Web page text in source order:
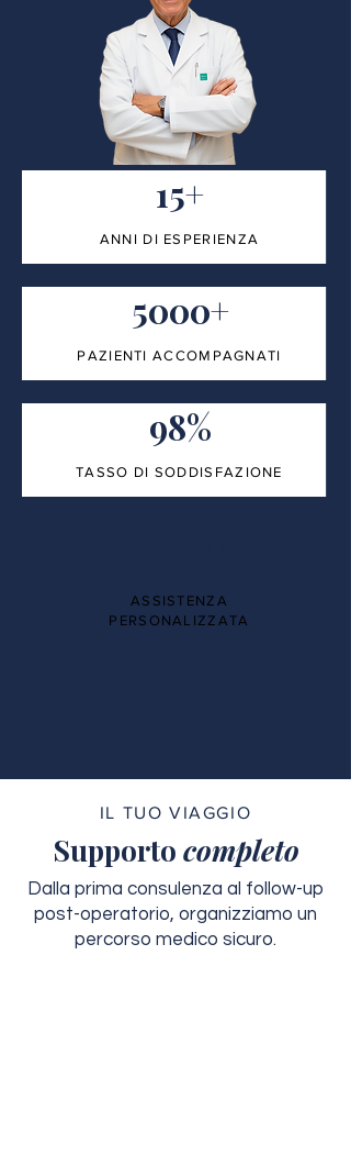
15+
ANNI DI ESPERIENZA
5000+
PAZIENTI ACCOMPAGNATI
98%
TASSO DI SODDISFAZIONE
ASSISTENZA
PERSONALIZZATA
IL TUO VIAGGIO
Supporto completo
Dalla prima consulenza al follow-up
post-operatorio, organizziamo un
percorso medico sicuro.